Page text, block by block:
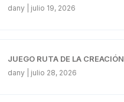
dany julio 19, 2026
JUEGO RUTA DE LA CREACIÓN
dany julio 28, 2026